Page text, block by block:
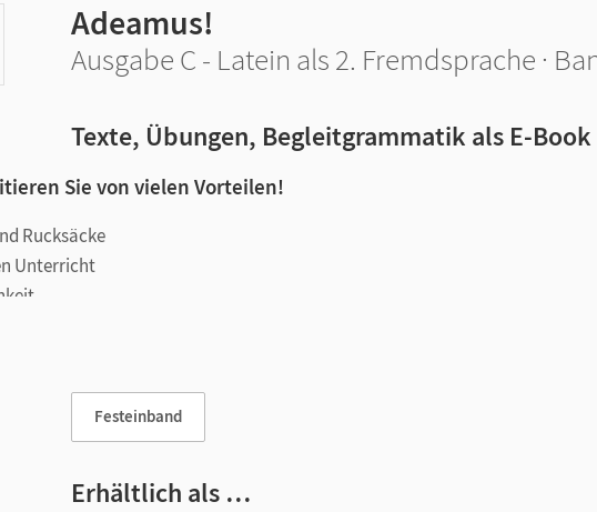
Adeamus!
Ausgabe C - Latein als 2. Fremdsprache ·
Texte, Übungen, Begleitgrammatik als E-Book
Sie von vielen Vorteilen!
Rucksäcke
Unterricht
Festeinband
Erhältlich als …